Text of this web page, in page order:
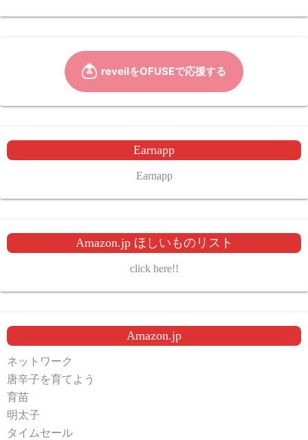
Earnapp
Earnapp
Amazon.jp ほしいものリスト
click here!!
Amazon.jp
ネットワーク
唐辛子を育てよう
育苗
明太子
タイムセール